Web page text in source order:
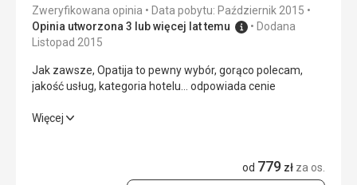
Okolica 4,0
Cena
Zweryfikowana opinia
Data pobytu: Październik 2015
Opinia utworzona 3 lub więcej lat temu
Dodana
Listopad 2015
Jak zawsze, Opatija to pewny wybór, gorąco polecam,
jakość usług, kategoria hotelu... odpowiada cenie
Jak zawsze, Opatija to pewny wybór, gorąco polecam,
4,0 / 5
Więcej
od 779 zł za os.